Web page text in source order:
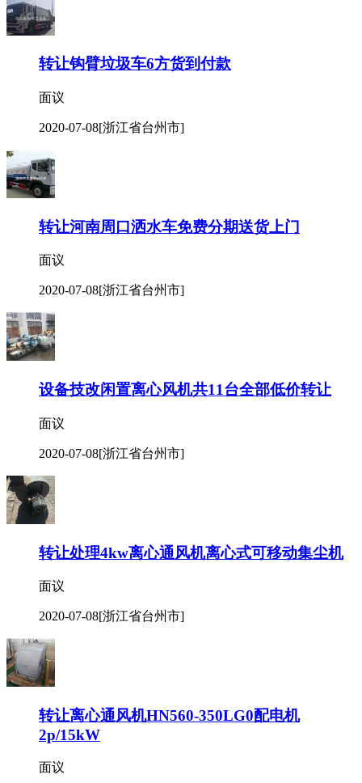
转让钩臂垃圾车6方货到付款
面议
2020-07-08[浙江省台州市]
转让河南周口洒水车免费分期送货上门
面议
2020-07-08[浙江省台州市]
设备技改闲置离心风机共11台全部低价转让
面议
2020-07-08[浙江省台州市]
转让处理4kw离心通风机离心式可移动集尘机
面议
2020-07-08[浙江省台州市]
转让离心通风机HN560-350LG0配电机
2p/15kW
面议